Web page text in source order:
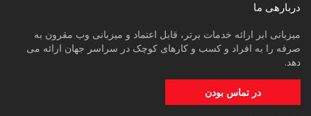
دربارهی ما
میزبانی ابر ارائه خدمات برتر، قابل اعتماد و میزبانی وب مقرون به
صرفه را به افراد و کسب و کارهای کوچک در سراسر جهان ارائه می
دهد.
در تماس بودن